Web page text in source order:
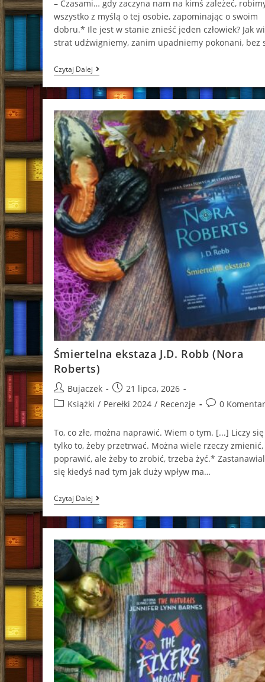
– Czasami… gdy zaczyna nam na kimś zależeć,
wszystko z myślą o tej osobie, zapominając o swoim
dobru.* Ile jest w stanie znieść jeden człowiek? Jak
strat udźwigniemy, zanim upadniemy pokonani, bez
Czytaj DalejChcę
Żebyś
Wiedział
Muraszka
Muraszka
Śmiertelna ekstaza J.D. Robb (Nora
Roberts)
Post
author:
Bujaczek
Post
published:
21 lipca, 2026
PostKsiążki / Perełki 2024 / Recenzje
Post0
To, co złe, można naprawić. Wiem o tym. [...] Liczy się
tylko to, żeby przetrwać. Można wiele rzeczy zmienić,
poprawić, ale żeby to zrobić, trzeba żyć.*
się kiedyś nad tym jak duży wpływ ma…
Czytaj DalejŚmiertelna
Ekstaza
J.D.
Robb
Roberts)